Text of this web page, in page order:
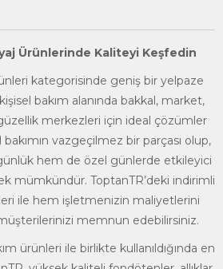
Ürünlerinde Kaliteyi Keşfedin
kategorisinde geniş bir yelpaze
bakım alanında bakkal, market,
merkezleri için ideal çözümler
bakımın vazgeçilmez bir parçası olup,
hem de özel günlerde etkileyici
mümkündür. ToptanTR’deki indirimli
ile hem işletmenizin maliyetlerini
memnun edebilirsiniz.
ürünleri ile birlikte kullanıldığında en